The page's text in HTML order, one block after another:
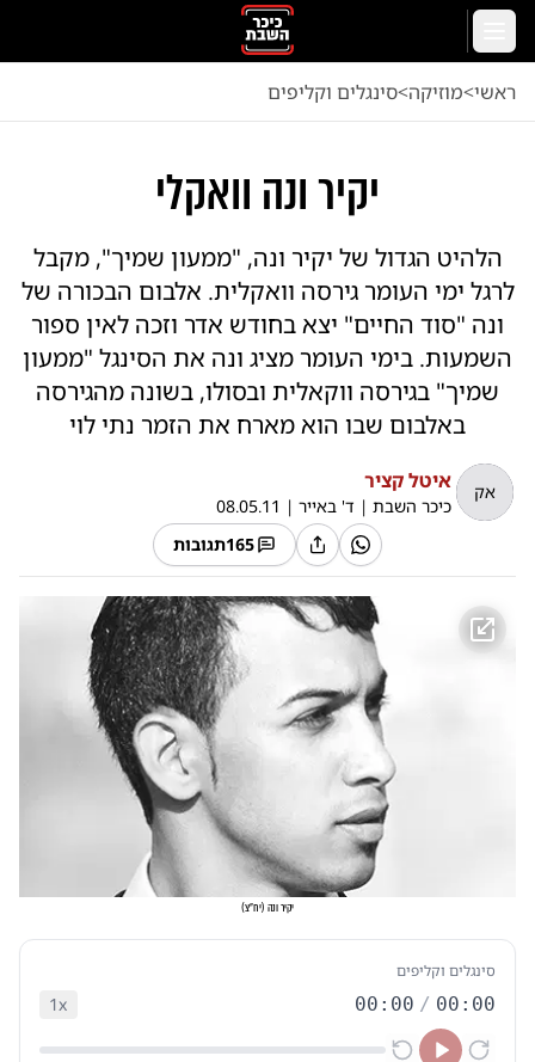
דלג לתוכן הראשי
ראשי<מוזיקה<סינגלים וקליפים
יקיר ונה וואקלי
הלהיט הגדול של יקיר ונה, "ממעון שמיך", מקבל
לרגל ימי העומר גירסה וואקלית. אלבום הבכורה של
ונה "סוד החיים" יצא בחודש אדר וזכה לאין ספור
השמעות. בימי העומר מציג ונה את הסינגל "ממעון
שמיך" בגירסה ווקאלית ובסולו, בשונה מהגירסה
באלבום שבו הוא מארח את הזמר נתי לוי
אק איטל קציר
כיכר השבת | ד' באייר |
08.05.11
165תגובות
יקיר ונה (יח"צ)
סינגלים וקליפים
00:00 / 00:00
1x